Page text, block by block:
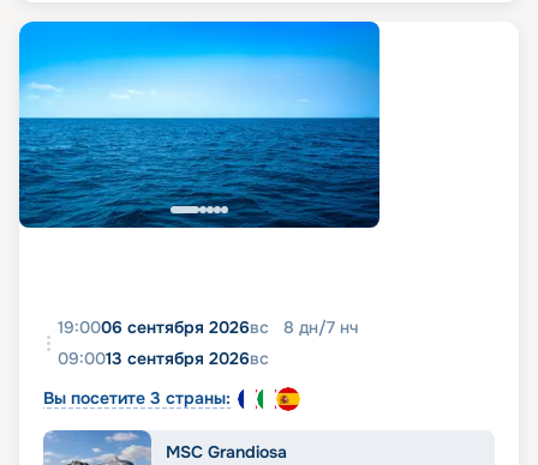
19:0006 сентября 2026вс 8 дн/7 нч
09:0013 сентября 2026вс
Вы посетите 3 страны:
MSC Grandiosa